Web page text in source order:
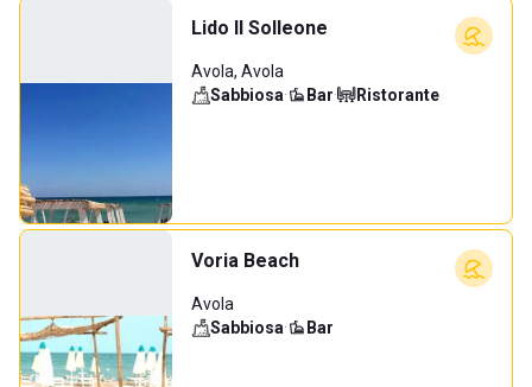
Lido Il Solleone
Avola, Avola
Sabbiosa· Bar· Ristorante
Voria Beach
Avola
Sabbiosa· Bar